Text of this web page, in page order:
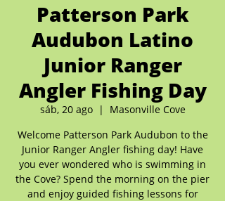
Patterson Park
Audubon Latino
Junior Ranger
Angler Fishing Day
sáb, 20 ago
  |
Masonville Cove
Welcome Patterson Park Audubon to the
Junior Ranger Angler fishing day! Have
you ever wondered who is swimming in
the Cove? Spend the morning on the pier
and enjoy guided fishing lessons for